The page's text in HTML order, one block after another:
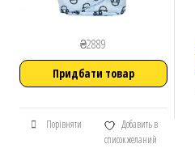
₴2889
Придбати товар
Порівняти
Добавить в
список желаний